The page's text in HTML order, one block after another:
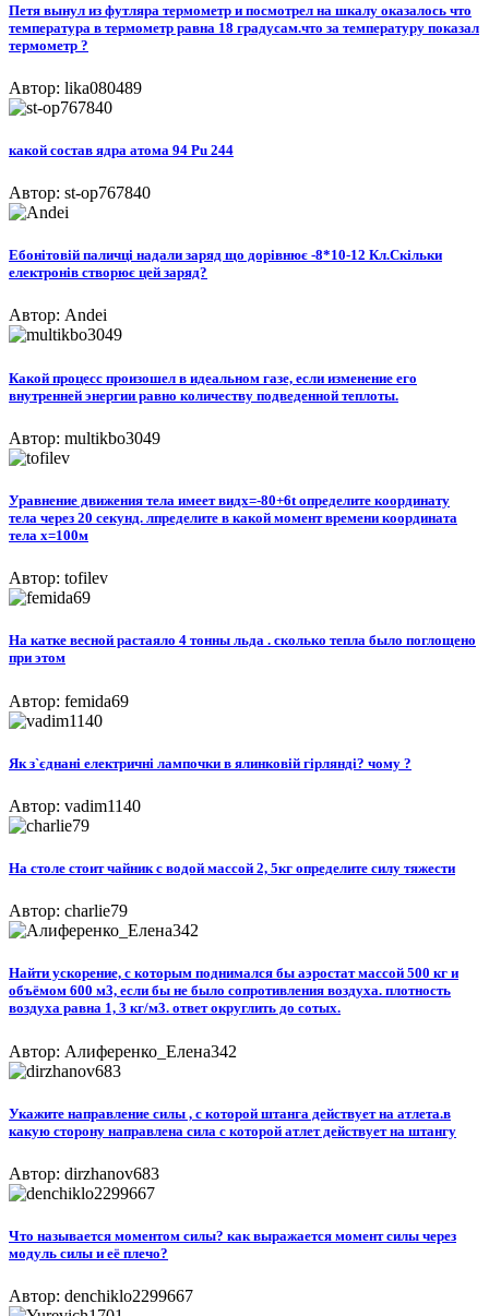
Петя вынул из футляра термометр и посмотрел на шкалу оказалось что
температура в термометр равна 18 градусам.что за температуру показал
термометр ?
Автор: lika080489
какой состав ядра атома 94 Pu 244
Автор: st-op767840
Ебонітовій паличці надали заряд що дорівнює -8*10-12 Кл.Скільки
електронів створює цей заряд?
Автор: Andei
Какой процесс произошел в идеальном газе, если изменение его
внутренней энергии равно количеству подведенной теплоты.
Автор: multikbo3049
Уравнение движения тела имеет видx=-80+6t определите координату
тела через 20 секунд. лпределите в какой момент времени координата
тела x=100м
Автор: tofilev
На катке весной растаяло 4 тонны льда . сколько тепла было поглощено
при этом
Автор: femida69
Як з`єднані електричні лампочки в ялинковій гірлянді? чому ?
Автор: vadim1140
На столе стоит чайник с водой массой 2, 5кг определите силу тяжести
Автор: charlie79
Найти ускорение, с которым поднимался бы аэростат массой 500 кг и
объёмом 600 м3, если бы не было сопротивления воздуха. плотность
воздуха равна 1, 3 кг/м3. ответ округлить до сотых.
Автор: Алиференко_Елена342
Укажите направление силы , с которой штанга действует на атлета.в
какую сторону направлена сила с которой атлет действует на штангу
Автор: dirzhanov683
Что называется моментом силы? как выражается момент силы через
модуль силы и её плечо?
Автор: denchiklo2299667